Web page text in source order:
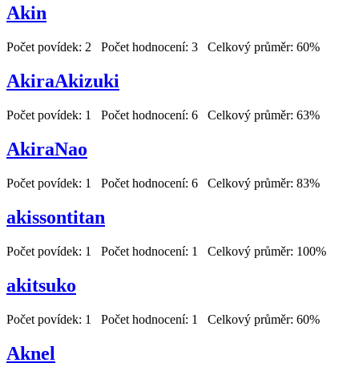
Akin
Počet povídek: 2 Počet hodnocení: 3 Celkový průměr: 60%
AkiraAkizuki
Počet povídek: 1 Počet hodnocení: 6 Celkový průměr: 63%
AkiraNao
Počet povídek: 1 Počet hodnocení: 6 Celkový průměr: 83%
akissontitan
Počet povídek: 1 Počet hodnocení: 1 Celkový průměr: 100%
akitsuko
Počet povídek: 1 Počet hodnocení: 1 Celkový průměr: 60%
Aknel